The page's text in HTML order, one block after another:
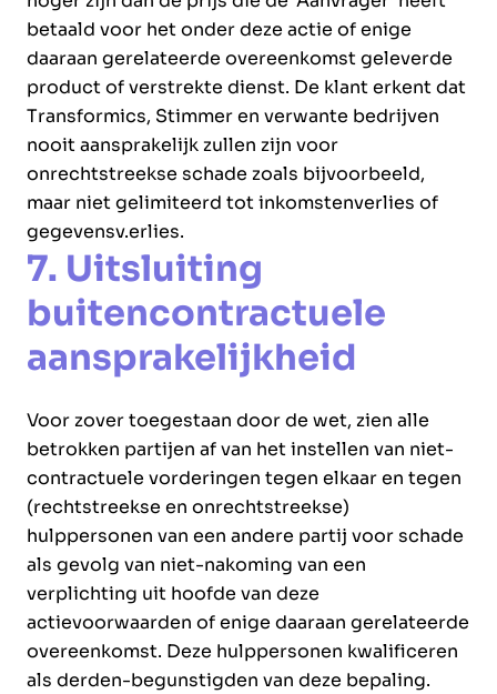
betaald voor het onder deze actie of enige
daaraan gerelateerde overeenkomst geleverde
product of verstrekte dienst. De klant erkent dat
Transformics, Stimmer en verwante bedrijven
nooit aansprakelijk zullen zijn voor
onrechtstreekse schade zoals bijvoorbeeld,
maar niet gelimiteerd tot inkomstenverlies of
gegevensv.erlies.
7. Uitsluiting
buitencontractuele
aansprakelijkheid
Voor zover toegestaan door de wet, zien alle
betrokken partijen af van het instellen van niet-
contractuele vorderingen tegen elkaar en tegen
(rechtstreekse en onrechtstreekse)
hulppersonen van een andere partij voor schade
als gevolg van niet-nakoming van een
verplichting uit hoofde van deze
actievoorwaarden of enige daaraan gerelateerde
overeenkomst. Deze hulppersonen kwalificeren
als derden-begunstigden van deze bepaling.